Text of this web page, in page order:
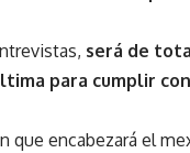
será de
para cumplir
que encabezará el